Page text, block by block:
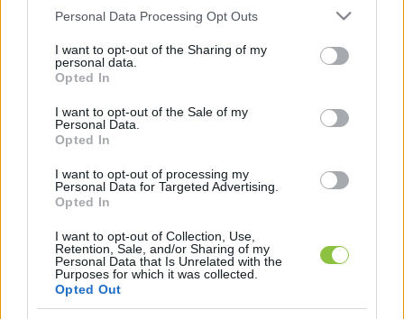
Please note that this website/app uses one or more Google
not limited to your visit or usage behaviour. You may click to
grant or deny consent to Google and its third-party tags to
use your data for below specified purposes in below Google
consent section.
Personal Data Processing Opt Outs
I want to opt-out of the Sharing of my
personal data.
Opted In
I want to opt-out of the Sale of my
Personal Data.
Opted In
I want to opt-out of processing my
Personal Data for Targeted Advertising.
Opted In
I want to opt-out of Collection, Use,
Retention, Sale, and/or Sharing of my
Personal Data that Is Unrelated with the
Purposes for which it was collected.
Opted Out
hivatalban.
Európai elvtársak
A vendégek legnépesebb csoportját Orbán
európai szövetségesei adták. Többségük olyan
szélsőjobboldali, euroszkeptikus politikus, akinek
a pártja tavaly nyár óta tagja az Orbán által